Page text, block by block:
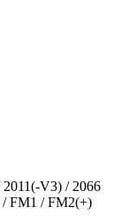
2011(-V3) / 2066
FM1 / FM2(+)